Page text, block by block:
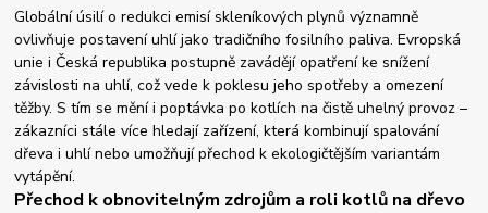
Globální úsilí o redukci emisí skleníkových plynů významně
ovlivňuje postavení uhlí jako tradičního fosilního paliva. Evropská
unie i Česká republika postupně zavádějí opatření ke snížení
závislosti na uhlí, což vede k poklesu jeho spotřeby a omezení
těžby. S tím se mění i poptávka po kotlích na čistě uhelný provoz –
zákazníci stále více hledají zařízení, která kombinují spalování
dřeva i uhlí nebo umožňují přechod k ekologičtějším variantám
vytápění.
Přechod k obnovitelným zdrojům a roli kotlů na dřevo